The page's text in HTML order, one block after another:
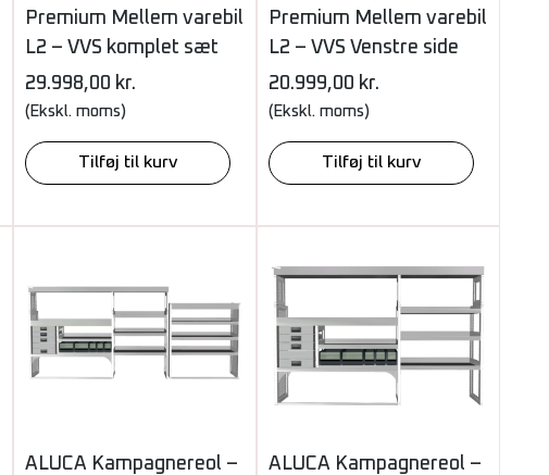
Premium Mellem varebil
L2 – VVS komplet sæt
29.998,00 kr.
(Ekskl. moms)
Tilføj til kurv
Premium Mellem varebil
L2 – VVS Venstre side
20.999,00 kr.
(Ekskl. moms)
Tilføj til kurv
ALUCA Kampagnereol –
ALUCA Kampagnereol –